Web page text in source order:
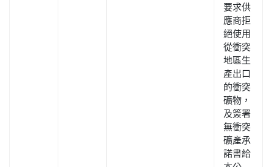
要求供
應商拒
絕使用
從衝突
地區生
產出口
的衝突
礦物，
及簽署
無衝突
礦產承
諾書給